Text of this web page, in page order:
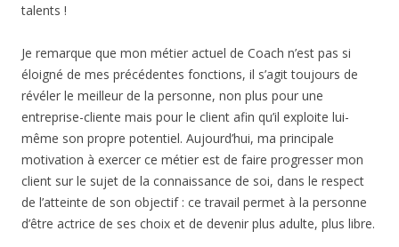
talents !
Je remarque que mon métier actuel de Coach n’est pas si
éloigné de mes précédentes fonctions, il s’agit toujours de
révéler le meilleur de la personne, non plus pour une
entreprise-cliente mais pour le client afin qu’il exploite lui-
même son propre potentiel. Aujourd’hui, ma principale
motivation à exercer ce métier est de faire progresser mon
client sur le sujet de la connaissance de soi, dans le respect
de l’atteinte de son objectif : ce travail permet à la personne
d’être actrice de ses choix et de devenir plus adulte, plus libre.